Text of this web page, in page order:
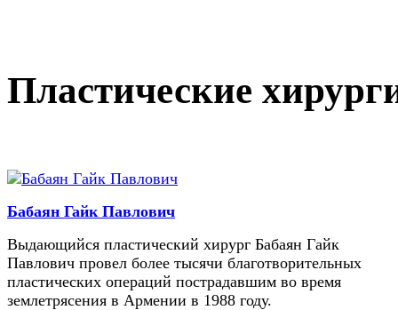
Пластические
Бабаян Гайк Павлович
Выдающийся пластический хирург Бабаян Гайк
Павлович провел более тысячи благотворительных
пластических операций пострадавшим во время
землетрясения в Армении в 1988 году.